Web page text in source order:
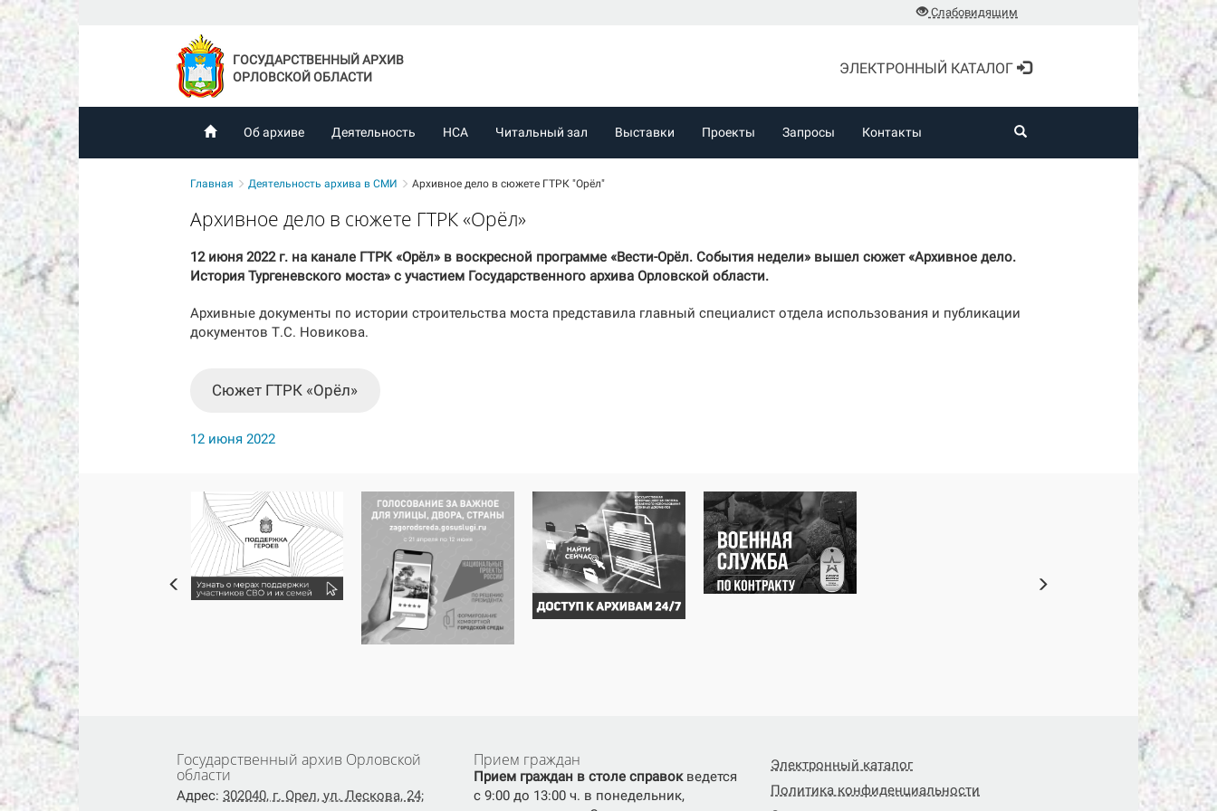
Слабовидящим
ГОСУДАРСТВЕННЫЙ АРХИВ
ОРЛОВСКОЙ ОБЛАСТИ
ЭЛЕКТРОННЫЙ КАТАЛОГ
Об архиве Деятельность НСА Читальный зал Выставки Проекты Запросы Контакты
Главная Деятельность архива в СМИ Архивное дело в сюжете ГТРК "Орёл"
Архивное дело в сюжете ГТРК «Орёл»
12 июня 2022 г. на канале ГТРК «Орёл» в воскресной программе «Вести-Орёл. События недели» вышел сюжет «Архивное дело.
История Тургеневского моста» с участием Государственного архива Орловской области.
Архивные документы по истории строительства моста представила главный специалист отдела использования и публикации
документов Т.С. Новикова.
Сюжет ГТРК «Орёл»
12 июня 2022
Государственный архив Орловской
области
Адрес: 302040, г. Орел, ул. Лескова, 24;
Прием граждан
Прием граждан в столе справокведется
с 9:00 до 13:00 ч. в понедельник,
Электронный каталог
Политика конфиденциальности